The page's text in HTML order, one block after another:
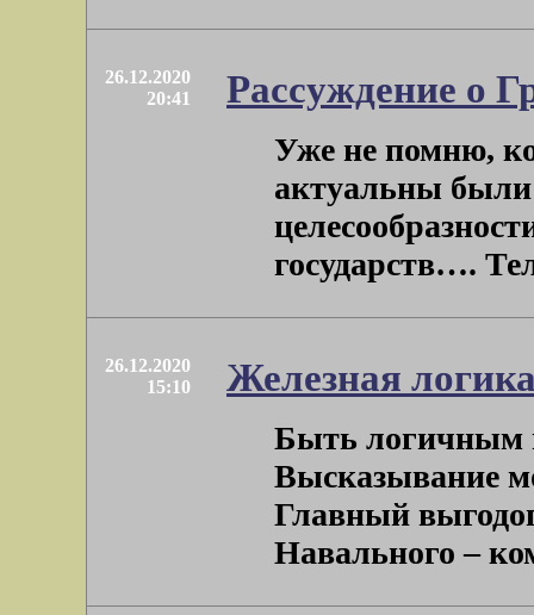
26.12.2020
20:41
Рассуждение о
Уже не помню,
актуальны
государств….
26.12.2020
15:10
Железная
Быть логичным
Высказывание
Главный
Навального –